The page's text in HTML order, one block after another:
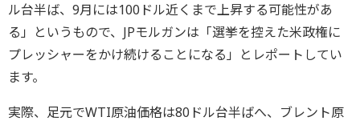
ル台半ば、9月には100ドル近くまで上昇する可能性があ
る」というもので、JPモルガンは「選挙を控えた米政権に
プレッシャーをかけ続けることになる」とレポートしてい
ます。
実際、足元でWTI原油価格は80ドル台半ばへ、ブレント原